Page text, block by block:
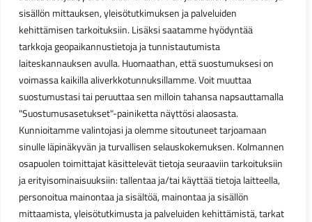
sisällön mittauksen, yleisötutkimuksen ja palveluiden
kehittämisen tarkoituksiin. Lisäksi saatamme hyödyntää
tarkkoja geopaikannustietoja ja tunnistautumista
laiteskannauksen avulla. Huomaathan, että suostumuksesi on
voimassa kaikilla aliverkkotunnuksillamme. Voit muuttaa
suostumustasi tai peruuttaa sen milloin tahansa napsauttamalla
"Suostumusasetukset"-painiketta näyttösi alaosasta.
Kunnioitamme valintojasi ja olemme sitoutuneet tarjoamaan
sinulle läpinäkyvän ja turvallisen selauskokemuksen. Kolmannen
osapuolen toimittajat käsittelevät tietoja seuraaviin tarkoituksiin
ja erityisominaisuuksiin: tallentaa ja/tai käyttää tietoja laitteella,
personoitua mainontaa ja sisältöä, mainontaa ja sisällön
mittaamista, yleisötutkimusta ja palveluiden kehittämistä, tarkat